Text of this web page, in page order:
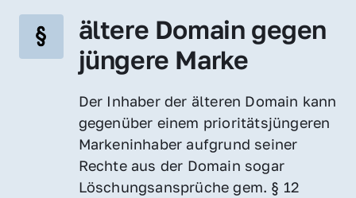
ältere Domain gegen
jüngere Marke
Der Inhaber der älteren Domain kann
gegenüber einem prioritätsjüngeren
Markeninhaber aufgrund seiner
Rechte aus der Domain sogar
Löschungsansprüche gem. § 12